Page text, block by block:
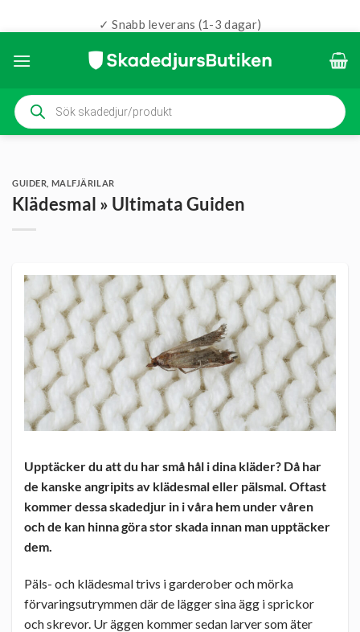
✓ Snabb leverans (1-3 dagar)
Produktsökning
GUIDER MALFJÄRILAR
Klädesmal » Ultimata Guiden
Upptäcker du att du har små hål i dina kläder? Då har
de kanske angripits av klädesmal eller pälsmal. Oftast
kommer dessa skadedjur in i våra hem under våren
och de kan hinna göra stor skada innan man upptäcker
dem.
Päls- och klädesmal trivs i garderober och mörka
förvaringsutrymmen där de lägger sina ägg i sprickor
och skrevor. Ur äggen kommer sedan larver som äter